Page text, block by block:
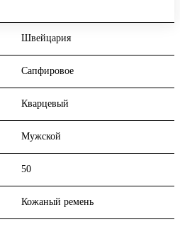
Швейцария
Сапфировое
Кварцевый
Мужской
50
Кожаный ремень